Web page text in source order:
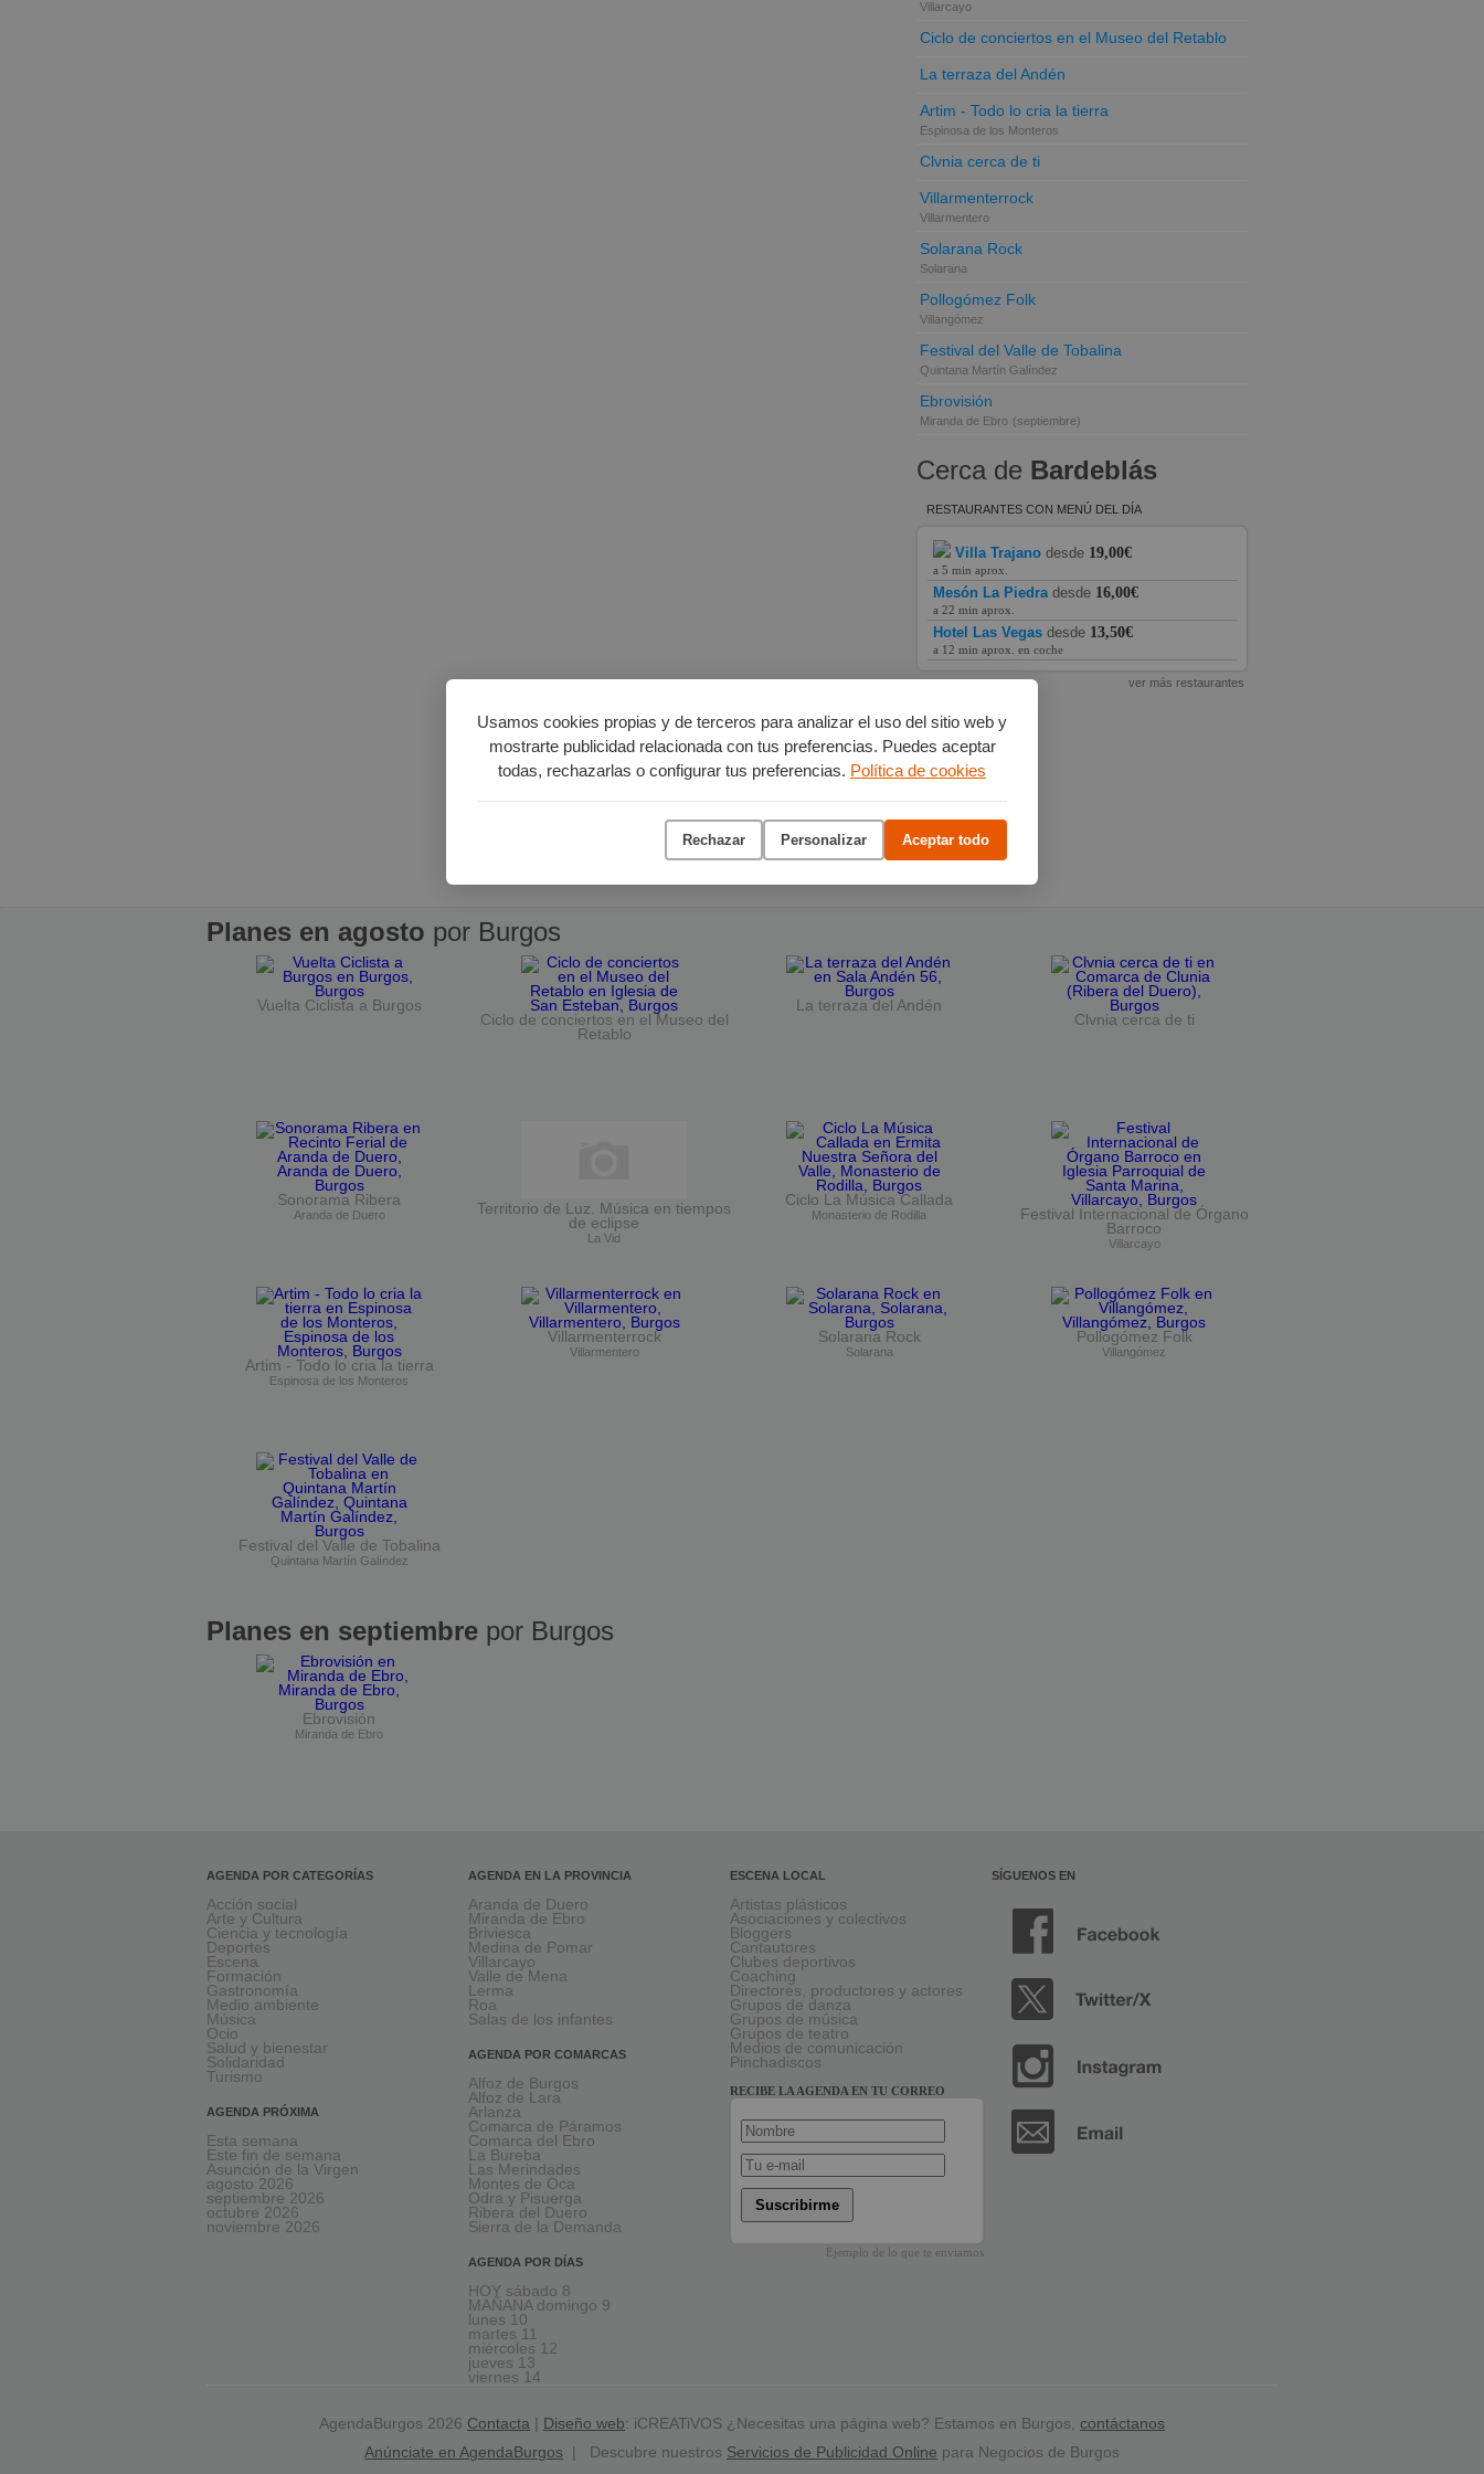
Usamos cookies propias y de terceros para analizar el uso del sitio web y
mostrarte publicidad relacionada con tus preferencias. Puedes aceptar
todas, rechazarlas o configurar tus preferencias. Política de cookies
Rechazar Personalizar Aceptar todo
Villarcayo
Ciclo de conciertos en el Museo del Retablo
La terraza del Andén
Artim - Todo lo cria la tierra
Espinosa de los Monteros
Clvnia cerca de ti
Villarmenterrock
Villarmentero
Solarana Rock
Solarana
Pollogómez Folk
Villangómez
Festival del Valle de Tobalina
Quintana Martín Galíndez
Ebrovisión
Miranda de Ebro (septiembre)
Cerca de Bardeblás
RESTAURANTES CON MENÚ DEL DÍA
Villa Trajano desde 19,00€
a 5 min aprox.
Mesón La Piedra desde 16,00€
a 22 min aprox.
Hotel Las Vegas desde 13,50€
a 12 min aprox. en coche
ver más restaurantes
Planes en agosto por Burgos
Vuelta Ciclista a Burgos
Ciclo de conciertos en el Museo del
Retablo
La terraza del Andén
Clvnia cerca de ti
Sonorama Ribera
Aranda de Duero
Territorio de Luz. Música en tiempos
de eclipse
La Vid
Ciclo La Música Callada
Monasterio de Rodilla
Festival Internacional de Órgano
Barroco
Villarcayo
Artim - Todo lo cria la tierra
Espinosa de los Monteros
Villarmenterrock
Villarmentero
Solarana Rock
Solarana
Pollogómez Folk
Villangómez
Festival del Valle de Tobalina
Quintana Martín Galíndez
Planes en septiembre por Burgos
Ebrovisión
Miranda de Ebro
AGENDA POR CATEGORÍAS
Acción social
Arte y Cultura
Ciencia y tecnología
Deportes
Escena
Formación
Gastronomía
Medio ambiente
Música
Ocio
Salud y bienestar
Solidaridad
Turismo
AGENDA PRÓXIMA
Esta semana
Este fin de semana
Asunción de la Virgen
agosto 2026
septiembre 2026
octubre 2026
noviembre 2026
AGENDA EN LA PROVINCIA
Aranda de Duero
Miranda de Ebro
Briviesca
Medina de Pomar
Villarcayo
Valle de Mena
Lerma
Roa
Salas de los infantes
AGENDA POR COMARCAS
Alfoz de Burgos
Alfoz de Lara
Arlanza
Comarca de Páramos
Comarca del Ebro
La Bureba
Las Merindades
Montes de Oca
Odra y Pisuerga
Ribera del Duero
Sierra de la Demanda
AGENDA POR DÍAS
HOY sábado 8
MAÑANA domingo 9
lunes 10
martes 11
miércoles 12
jueves 13
viernes 14
ESCENA LOCAL
Artistas plásticos
Asociaciones y colectivos
Bloggers
Cantautores
Clubes deportivos
Coaching
Directores, productores y actores
Grupos de danza
Grupos de música
Grupos de teatro
Medios de comunicación
Pinchadiscos
RECIBE LA AGENDA EN TU CORREO
Suscribirme
Ejemplo de lo que te enviamos
SÍGUENOS EN
AgendaBurgos 2026 Contacta Diseño web: iCREATiVOS ¿Necesitas una página web? Estamos en Burgos, contáctanos
Anúnciate en AgendaBurgos | Descubre nuestros Servicios de Publicidad Online para Negocios de Burgos